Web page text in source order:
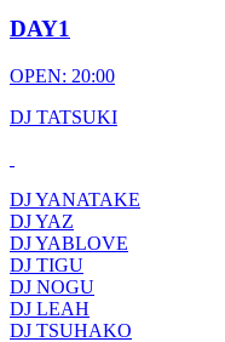
DAY1
OPEN: 20:00
DJ TATSUKI
DJ YANATAKE
DJ YAZ
DJ YABLOVE
DJ TIGU
DJ NOGU
DJ LEAH
DJ TSUHAKO